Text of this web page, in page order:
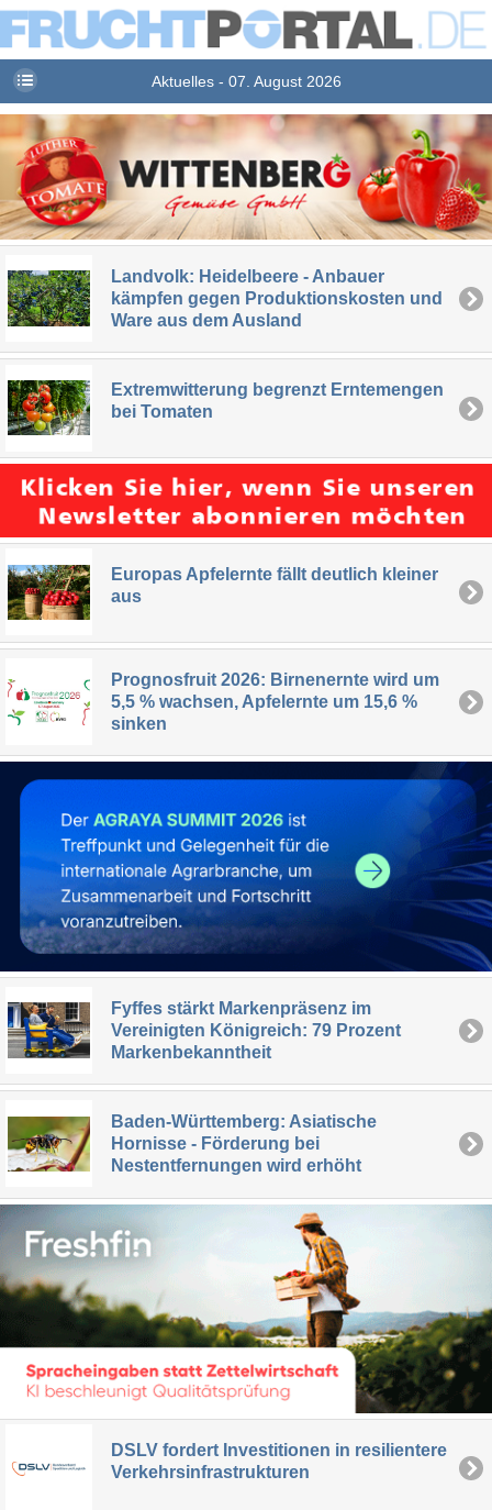
Aktuelles - 07. August 2026
Landvolk: Heidelbeere - Anbauer
kämpfen gegen Produktionskosten und
Ware aus dem Ausland
Extremwitterung begrenzt Erntemengen
bei Tomaten
Europas Apfelernte fällt deutlich kleiner
aus
Prognosfruit 2026: Birnenernte wird um
5,5 % wachsen, Apfelernte um 15,6 %
sinken
Fyffes stärkt Markenpräsenz im
Vereinigten Königreich: 79 Prozent
Markenbekanntheit
Baden-Württemberg: Asiatische
Hornisse - Förderung bei
Nestentfernungen wird erhöht
DSLV fordert Investitionen in resilientere
Verkehrsinfrastrukturen